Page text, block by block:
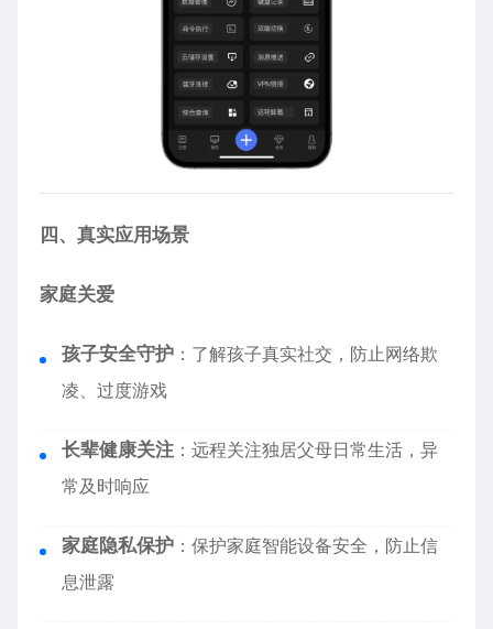
四、真实应用场景
家庭关爱
孩子安全守护 ：了解孩子真实社交，防止网络欺
凌、过度游戏
长辈健康关注 ：远程关注独居父母日常生活，异
常及时响应
家庭隐私保护 ：保护家庭智能设备安全，防止信
息泄露